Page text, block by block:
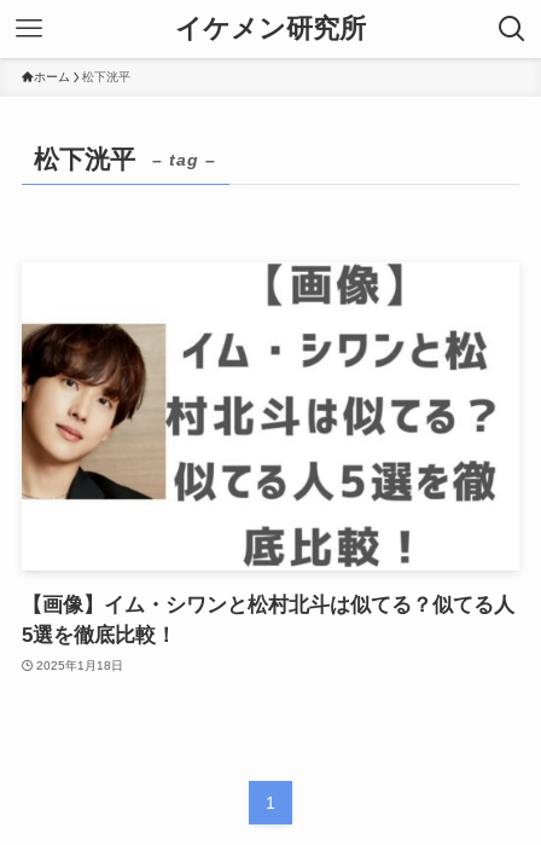
イケメン研究所
ホーム 松下洸平
松下洸平 – tag –
【画像】イム・シワンと松村北斗は似てる？似てる人
5選を徹底比較！
2025年1月18日
1